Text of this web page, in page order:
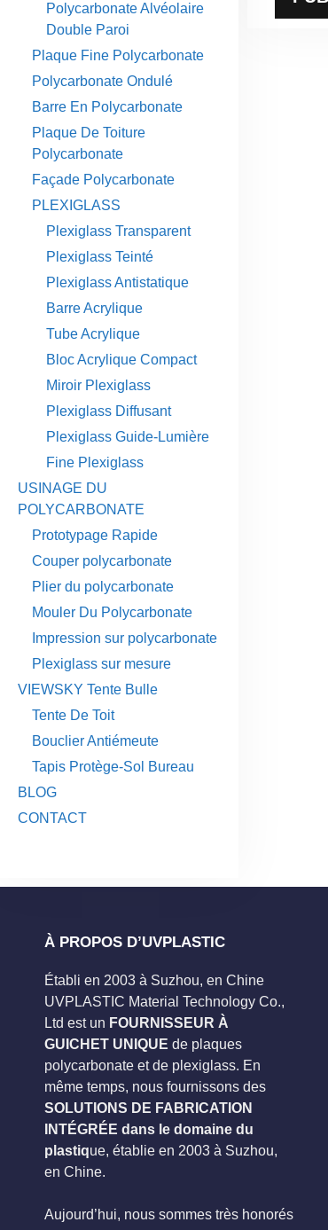
Polycarbonate Alvéolaire
Double Paroi
Plaque Fine Polycarbonate
Polycarbonate Ondulé
Barre En Polycarbonate
Plaque De Toiture
Polycarbonate
Façade Polycarbonate
PLEXIGLASS
Plexiglass Transparent
Plexiglass Teinté
Plexiglass Antistatique
Barre Acrylique
Tube Acrylique
Bloc Acrylique Compact
Miroir Plexiglass
Plexiglass Diffusant
Plexiglass Guide-Lumière
Fine Plexiglass
USINAGE DU
POLYCARBONATE
Prototypage Rapide
Couper polycarbonate
Plier du polycarbonate
Mouler Du Polycarbonate
Impression sur polycarbonate
Plexiglass sur mesure
VIEWSKY Tente Bulle
Tente De Toit
Bouclier Antiémeute
Tapis Protège-Sol Bureau
BLOG
CONTACT
À PROPOS D’UVPLASTIC
Établi en 2003 à Suzhou, en Chine
UVPLASTIC Material Technology Co.,
Ltd est un FOURNISSEUR À
GUICHET UNIQUE de plaques
polycarbonate et de plexiglass. En
même temps, nous fournissons des
SOLUTIONS DE FABRICATION
INTÉGRÉE dans le domaine du
plastique, établie en 2003 à Suzhou,
en Chine.
Aujourd’hui, nous sommes très honorés